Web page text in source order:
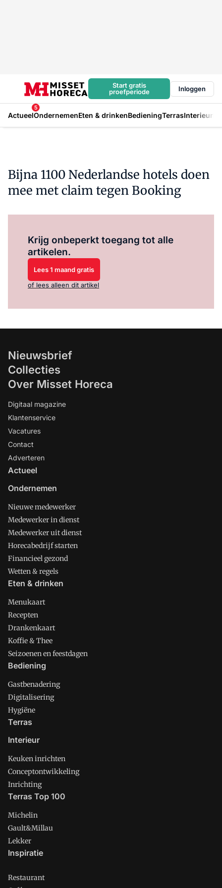
Start gratis
proefperiode
Inloggen
Actueel
5
OndernemenEten & drinkenBedieningTerrasInterieur
Bijna 1100 Nederlandse hotels doen
mee met claim tegen Booking
Krijg onbeperkt toegang tot alle
artikelen.
Lees 1 maand gratis
of lees alleen dit artikel
Nieuwsbrief
Collecties
Over Misset Horeca
Digitaal magazine
Klantenservice
Vacatures
Contact
Adverteren
Actueel
Ondernemen
Nieuwe medewerker
Medewerker in dienst
Medewerker uit dienst
Horecabedrijf starten
Financieel gezond
Wetten & regels
Eten & drinken
Menukaart
Recepten
Drankenkaart
Koffie & Thee
Seizoenen en feestdagen
Bediening
Gastbenadering
Digitalisering
Hygiëne
Terras
Interieur
Keuken inrichten
Conceptontwikkeling
Inrichting
Terras Top 100
Michelin
Gault&Millau
Lekker
Inspiratie
Restaurant